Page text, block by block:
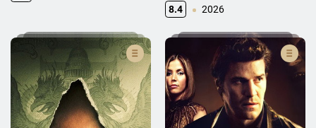
8.4 2026